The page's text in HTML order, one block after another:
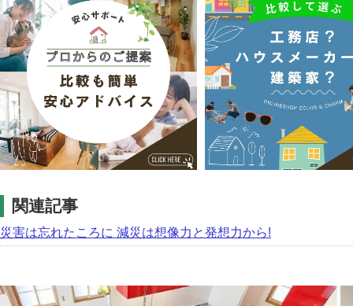
関連記事
災害は忘れたころに 減災は想像力と発想力から!